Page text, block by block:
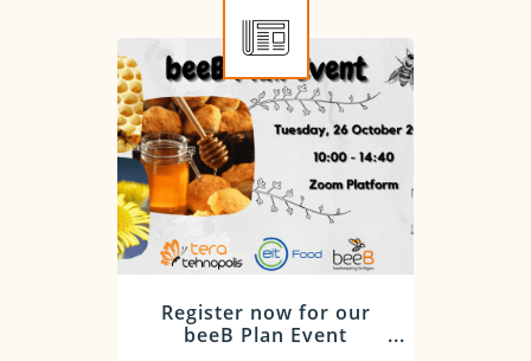
Register now for our
beeB Plan Event